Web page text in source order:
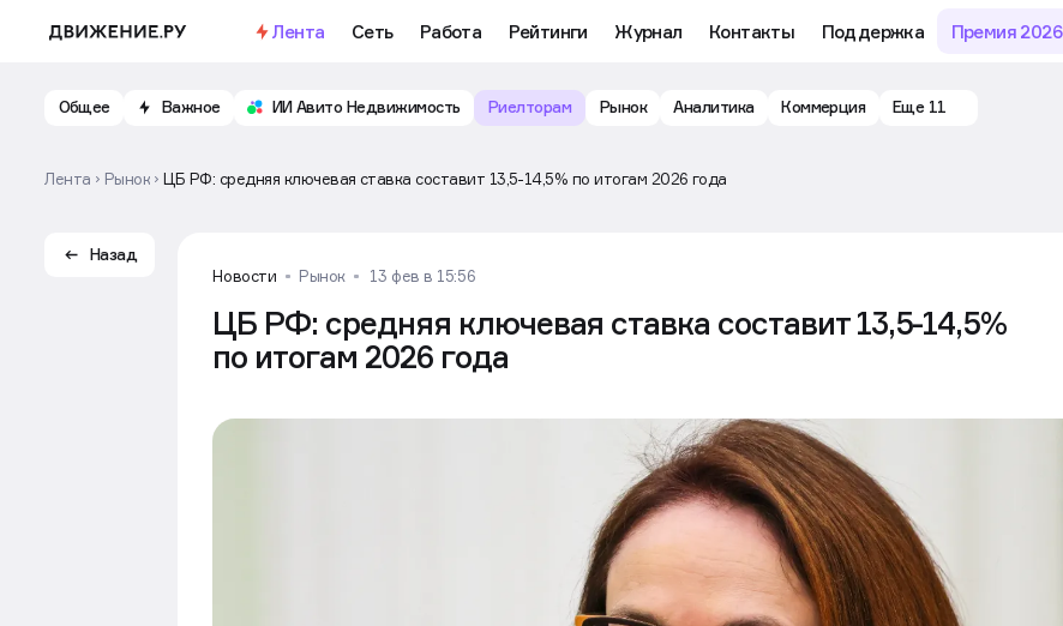
Лента Сеть Работа Рейтинги Журнал Контакты Поддержка Премия 2026
Общее Важное ИИ Авито Недвижимость Риелторам Рынок Аналитика Коммерция Еще 11
Лента Рынок ЦБ РФ: средняя ключевая ставка составит 13,5-14,5% по итогам 2026 года
Назад
Новости
Рынок 13 фев в 15:56
ЦБ РФ: средняя ключевая ставка составит 13,5-14,5%
по итогам 2026 года